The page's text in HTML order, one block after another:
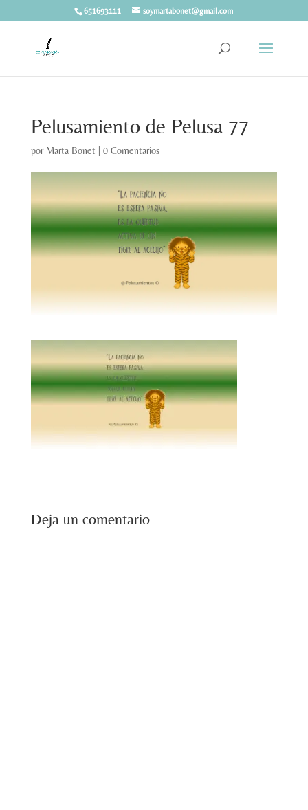
651693111 soymartabonet@gmail.com
Pelusamiento de Pelusa 77
por Marta Bonet 0 Comentarios
Deja un comentario